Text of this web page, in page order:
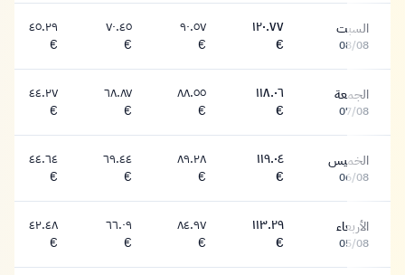
السبت
08/08 ١٢٠.٧٧ يورو
١٢٠.٧٧
€
٩٠.٥٧ يورو
٩٠.٥٧
€
٧٠.٤٥ يورو
٧٠.٤٥
€
٤٥.٢٩ يورو
٤٥.٢٩
€
الجمعة
07/08 ١١٨.٠٦ يورو
١١٨.٠٦
€
٨٨.٥٥ يورو
٨٨.٥٥
€
٦٨.٨٧ يورو
٦٨.٨٧
€
٤٤.٢٧ يورو
٤٤.٢٧
€
الخميس
06/08 ١١٩.٠٤ يورو
١١٩.٠٤
€
٨٩.٢٨ يورو
٨٩.٢٨
€
٦٩.٤٤ يورو
٦٩.٤٤
€
٤٤.٦٤ يورو
٤٤.٦٤
€
الأربعاء
05/08 ١١٣.٢٩ يورو
١١٣.٢٩
€
٨٤.٩٧ يورو
٨٤.٩٧
€
٦٦.٠٩ يورو
٦٦.٠٩
€
٤٢.٤٨ يورو
٤٢.٤٨
€